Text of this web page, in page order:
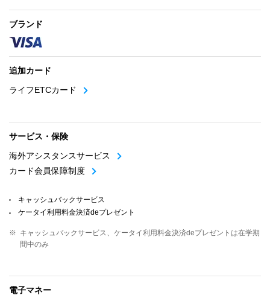
ブランド
追加カード
ライフETCカード
サービス・保険
海外アシスタンスサービス
カード会員保障制度
キャッシュバックサービス
ケータイ利用料金決済deプレゼント
※ キャッシュバックサービス、ケータイ利用料金決済deプレゼントは在学期
間中のみ
電子マネー